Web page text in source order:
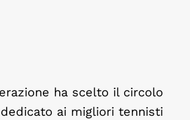
ha scelto il circolo
ai migliori tennisti